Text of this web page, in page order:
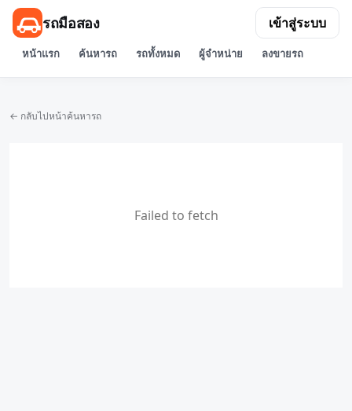
รถมือสอง
หน้าแรก ค้นหารถ รถทั้งหมด ผู้จำหน่าย ลงขายรถ
เข้าสู่ระบบ
← กลับไปหน้าค้นหารถ
Failed to fetch